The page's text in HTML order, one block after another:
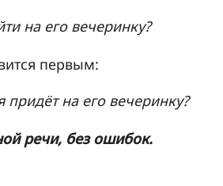
на его вечеринку?
первым:
придёт на его вечеринку?
речи, без ошибок.